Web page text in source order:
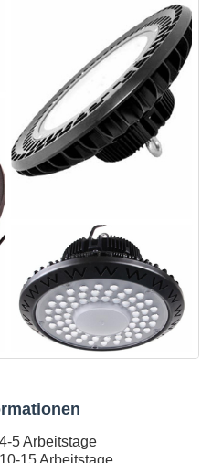
4-5 Arbeitstage
10-15 Arbeitstage